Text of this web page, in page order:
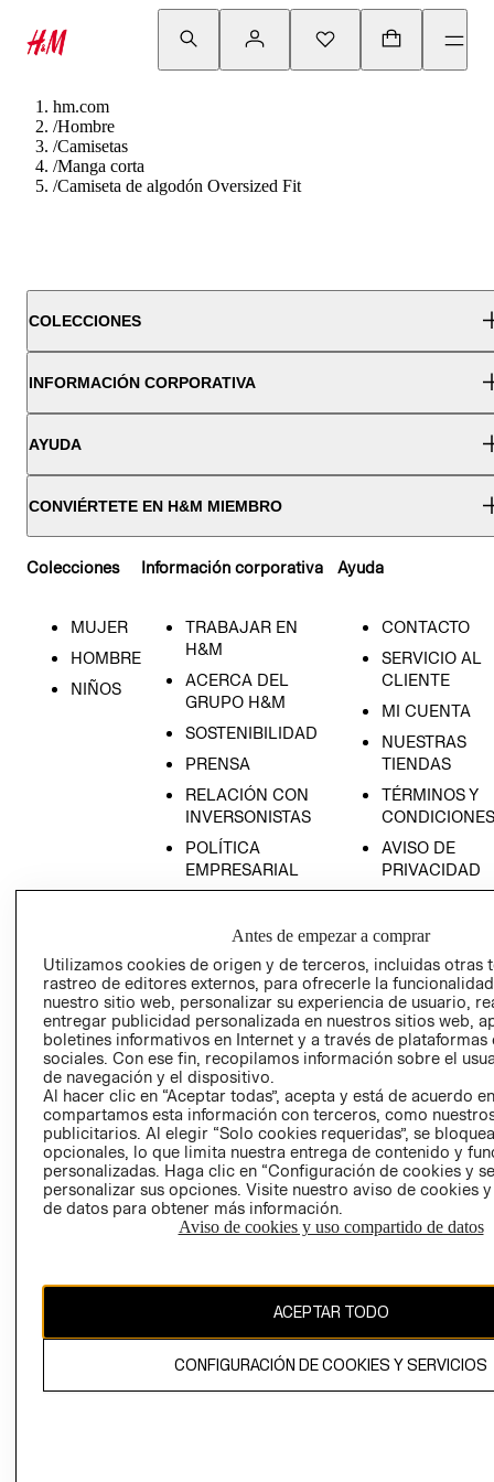
hm.com
/Hombre
/Camisetas
/Manga corta
/Camiseta de algodón Oversized Fit
COLECCIONES
INFORMACIÓN CORPORATIVA
AYUDA
CONVIÉRTETE EN H&M MIEMBRO
Colecciones
MUJER
HOMBRE
NIÑOS
Información corporativa
TRABAJAR EN
H&M
ACERCA DEL
GRUPO H&M
SOSTENIBILIDAD
PRENSA
RELACIÓN CON
INVERSONISTAS
POLÍTICA
EMPRESARIAL
Ayuda
CONTACTO
SERVICIO AL
CLIENTE
MI CUENTA
NUESTRAS
TIENDAS
TÉRMINOS Y
CONDICIONES
AVISO DE
PRIVACIDAD
AVISO DE
LIBRO DE
Ecuador ($)
CAMBIAR REGIÓN
propiedad de H&M Hennes & Mauritz AB.
Antes de empezar a comprar
Utilizamos cookies de origen y de terceros, incluidas otras
rastreo de editores externos, para ofrecerle la
nuestro sitio web, personalizar su experiencia de usuario,
entregar publicidad personalizada en nuestros sitios web,
boletines informativos en Internet y a través de plataformas
sociales. Con ese fin, recopilamos información sobre el
de navegación y el dispositivo.
Al hacer clic en “Aceptar todas”, acepta y está de acuerdo
compartamos esta información con terceros, como
publicitarios. Al elegir “Solo cookies requeridas”, se
opcionales, lo que limita nuestra entrega de contenido y
personalizadas. Haga clic en “Configuración de cookies y
personalizar sus opciones. Visite nuestro aviso de cookies
de datos para obtener más información.
Aviso de cookies y uso compartido de datos
ACEPTAR TODO
CONFIGURACIÓN DE COOKIES Y SERVICIOS